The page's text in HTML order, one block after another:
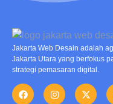
Jakarta Web Desain adalah
Jakarta Utara yang berfokus
strategi pemasaran digital.